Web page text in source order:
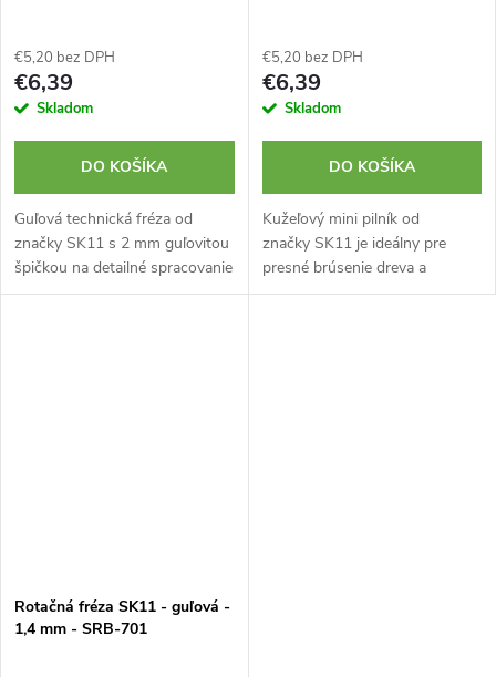
€5,20 bez DPH
€6,39
Skladom
DO KOŠÍKA
Guľová technická fréza od
značky SK11 s 2 mm guľovitou
špičkou na detailné spracovanie
dreva a striebra. Hodí sa na
€5,20 bez DPH
€6,39
Skladom
DO KOŠÍKA
Kužeľový mini pilník od
značky SK11 je ideálny pre
presné brúsenie dreva a
striebra. Upína sa pomocou
Rotačná fréza SK11 - guľová -
1,4 mm - SRB-701